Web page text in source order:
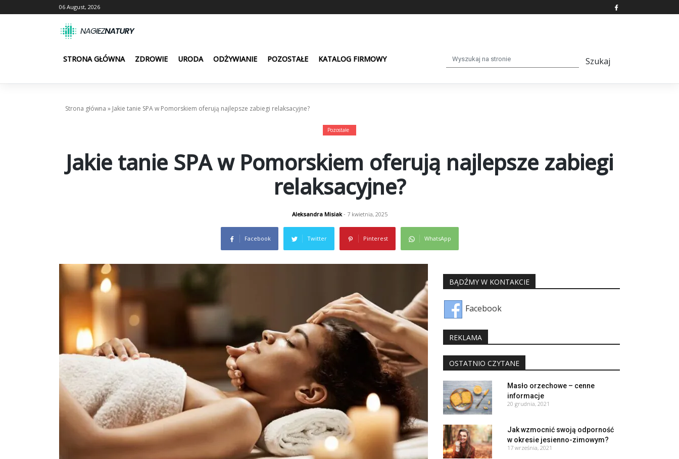
to
06 August, 2026
STRONA GŁÓWNA ZDROWIE URODA ODŻYWIANIE POZOSTAŁE KATALOG FIRMOWY
Strona główna » Jakie tanie SPA w Pomorskiem oferują najlepsze zabiegi relaksacyjne?
Pozostałe
Jakie tanie SPA w Pomorskiem oferują najlepsze zabiegi
relaksacyjne?
Aleksandra Misiak- 7 kwietnia, 2025
Facebook Twitter Pinterest WhatsApp
BĄDŹMY W KONTAKCIE
Facebook
REKLAMA
OSTATNIO CZYTANE
Masło orzechowe – cenne
informacje
20 grudnia, 2021
Jak wzmocnić swoją odporność
w okresie jesienno-zimowym?
17 września, 2021